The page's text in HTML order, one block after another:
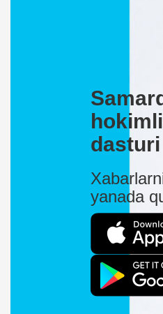
dasturi
yanada